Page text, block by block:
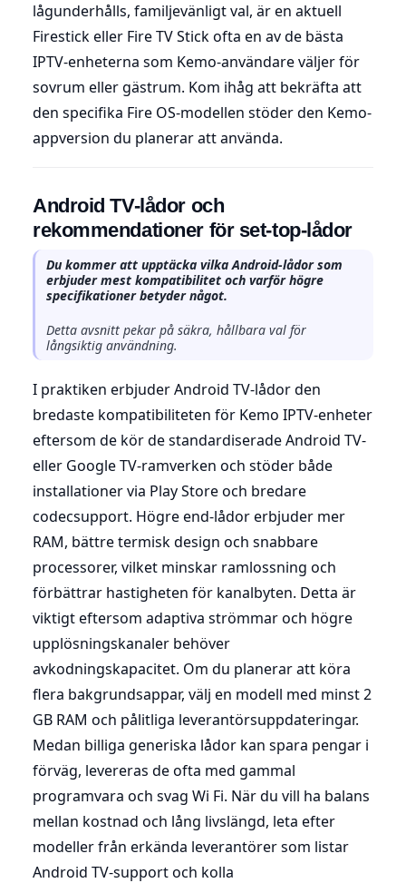
lågunderhålls, familjevänligt val, är en aktuell
Firestick eller Fire TV Stick ofta en av de bästa
IPTV-enheterna som Kemo-användare väljer för
sovrum eller gästrum. Kom ihåg att bekräfta att
den specifika Fire OS-modellen stöder den Kemo-
appversion du planerar att använda.
Android TV-lådor och
rekommendationer för set-top-lådor
Du kommer att upptäcka vilka Android-lådor som
erbjuder mest kompatibilitet och varför högre
specifikationer betyder något.
Detta avsnitt pekar på säkra, hållbara val för
långsiktig användning.
I praktiken erbjuder Android TV-lådor den
bredaste kompatibiliteten för Kemo IPTV-enheter
eftersom de kör de standardiserade Android TV-
eller Google TV-ramverken och stöder både
installationer via Play Store och bredare
codecsupport. Högre end-lådor erbjuder mer
RAM, bättre termisk design och snabbare
processorer, vilket minskar ramlossning och
förbättrar hastigheten för kanalbyten. Detta är
viktigt eftersom adaptiva strömmar och högre
upplösningskanaler behöver
avkodningskapacitet. Om du planerar att köra
flera bakgrundsappar, välj en modell med minst 2
GB RAM och pålitliga leverantörsuppdateringar.
Medan billiga generiska lådor kan spara pengar i
förväg, levereras de ofta med gammal
programvara och svag Wi Fi. När du vill ha balans
mellan kostnad och lång livslängd, leta efter
modeller från erkända leverantörer som listar
Android TV-support och kolla